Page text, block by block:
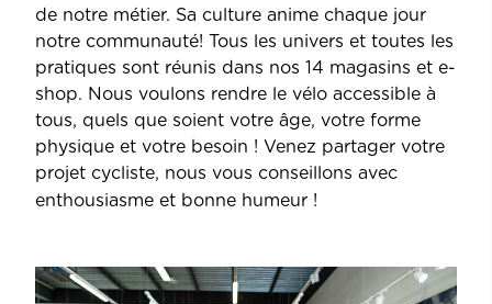
de notre métier. Sa culture anime chaque jour
notre communauté! Tous les univers et toutes les
pratiques sont réunis dans nos 14 magasins et e-
shop. Nous voulons rendre le vélo accessible à
tous, quels que soient votre âge, votre forme
physique et votre besoin ! Venez partager votre
projet cycliste, nous vous conseillons avec
enthousiasme et bonne humeur !